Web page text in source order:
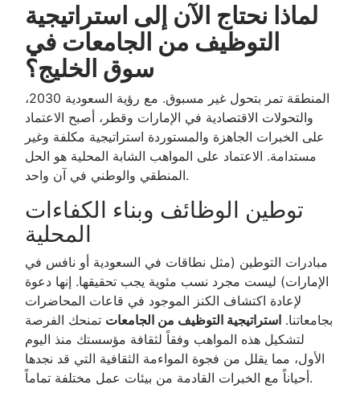
لماذا نحتاج الآن إلى استراتيجية
التوظيف من الجامعات في
سوق الخليج؟
المنطقة تمر بتحول غير مسبوق. مع رؤية السعودية 2030،
والتحولات الاقتصادية في الإمارات وقطر، أصبح الاعتماد
على الخبرات الجاهزة والمستوردة استراتيجية مكلفة وغير
مستدامة. الاعتماد على المواهب الشابة المحلية هو الحل
المنطقي والوطني في آن واحد.
توطين الوظائف وبناء الكفاءات
المحلية
مبادرات التوطين (مثل نطاقات في السعودية أو نافس في
الإمارات) ليست مجرد نسب مئوية يجب تحقيقها. إنها دعوة
لإعادة اكتشاف الكنز الموجود في قاعات المحاضرات
بجامعاتنا. استراتيجية التوظيف من الجامعات تمنحك الفرصة
لتشكيل هذه المواهب وفقاً لثقافة مؤسستك منذ اليوم
الأول، مما يقلل من فجوة المواءمة الثقافية التي قد نجدها
أحياناً مع الخبرات القادمة من بيئات عمل مختلفة تماماً.